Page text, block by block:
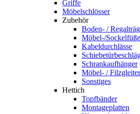
Griffe
Möbelschlösser
Zubehör
Boden- /
Möbel-/Sockelfüße
Kabeldurchlässe
Schrankaufhänger
Möbel- / Filzgleiter
Sonstiges
Hettich
Topfbänder
Montageplatten